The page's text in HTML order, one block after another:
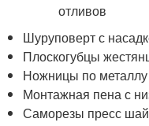
Шуруповерт с
Плоскогубцы
Ножницы по металлу
Монтажная пена с
Саморезы пресс